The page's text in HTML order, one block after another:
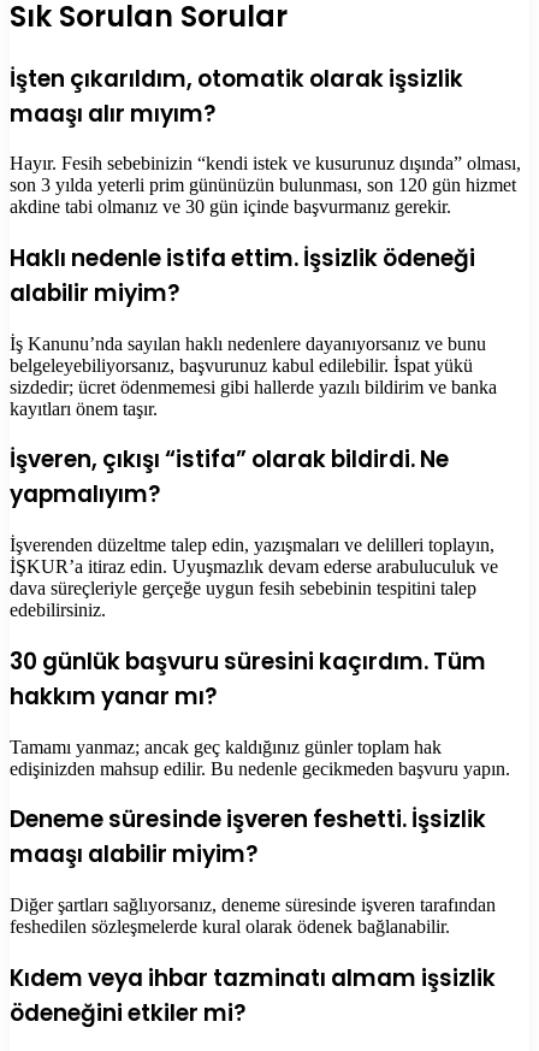
Sık Sorulan Sorular
İşten çıkarıldım, otomatik olarak işsizlik
maaşı alır mıyım?
Hayır. Fesih sebebinizin “kendi istek ve kusurunuz dışında” olması,
son 3 yılda yeterli prim gününüzün bulunması, son 120 gün hizmet
akdine tabi olmanız ve 30 gün içinde başvurmanız gerekir.
Haklı nedenle istifa ettim. İşsizlik ödeneği
alabilir miyim?
İş Kanunu’nda sayılan haklı nedenlere dayanıyorsanız ve bunu
belgeleyebiliyorsanız, başvurunuz kabul edilebilir. İspat yükü
sizdedir; ücret ödenmemesi gibi hallerde yazılı bildirim ve banka
kayıtları önem taşır.
İşveren, çıkışı “istifa” olarak bildirdi. Ne
yapmalıyım?
İşverenden düzeltme talep edin, yazışmaları ve delilleri toplayın,
İŞKUR’a itiraz edin. Uyuşmazlık devam ederse arabuluculuk ve
dava süreçleriyle gerçeğe uygun fesih sebebinin tespitini talep
edebilirsiniz.
30 günlük başvuru süresini kaçırdım. Tüm
hakkım yanar mı?
Tamamı yanmaz; ancak geç kaldığınız günler toplam hak
edişinizden mahsup edilir. Bu nedenle gecikmeden başvuru yapın.
Deneme süresinde işveren feshetti. İşsizlik
maaşı alabilir miyim?
Diğer şartları sağlıyorsanız, deneme süresinde işveren tarafından
feshedilen sözleşmelerde kural olarak ödenek bağlanabilir.
Kıdem veya ihbar tazminatı almam işsizlik
ödeneğini etkiler mi?